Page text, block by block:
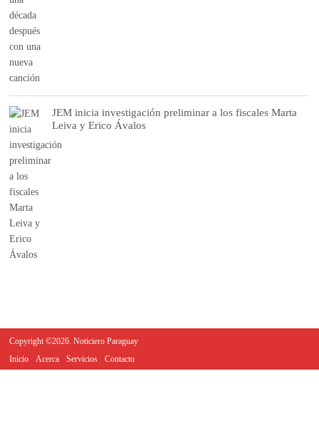
JEM inicia investigación preliminar a los fiscales Marta
Leiva y Erico Ávalos
Copyright ©2026. Noticiero Paraguay
Inicio
Acerca Servicios Contacto